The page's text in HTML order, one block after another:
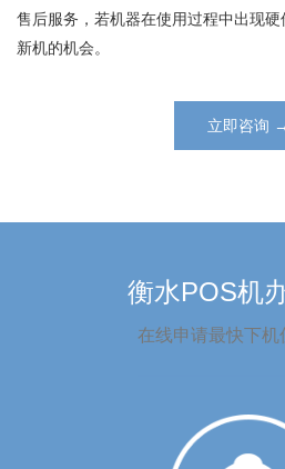
售后服务，若机器在使用过程中出现
新机的机会。
立即咨询 →
衡水POS机
在线申请最快下机